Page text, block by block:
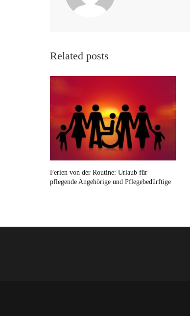
Related posts
Ferien von der Routine: Urlaub für
pflegende Angehörige und Pflegebedürftige